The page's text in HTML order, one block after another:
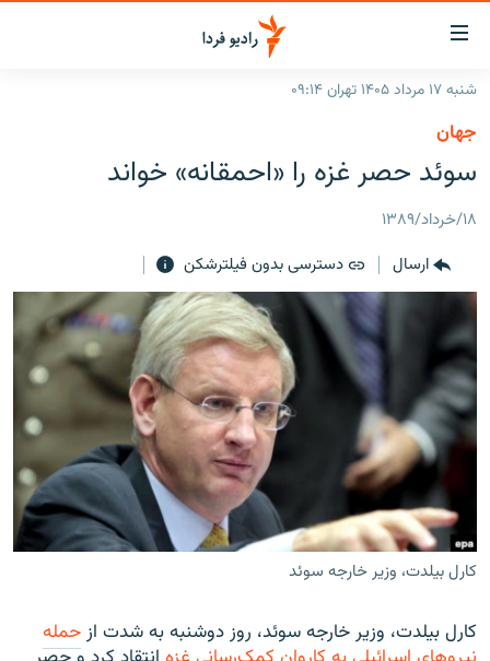
لینک‌های
قابلیت
دسترسی
بازگشت
منوی
اصلی
صفحه
جستجو
جهان
رادیو
انتخاب کنید و بشنوید
برنامه‌های رادیویی
فرکانس‌ها
پادکست
چندرسانه‌ای
گزارش‌های تصویری
گزارش‌های ویدئویی
زنان فردا
English
به ما بپیوندید
زبان‌های دیگر
شنبه ۱۷ مرداد ۱۴۰۵ تهران ۰۹:۱۴
جهان
سوئد حصر غزه را «احمقانه» خواند
۱۸/خرداد/۱۳۸۹
ارسال
دسترسی بدون فیلترشکن
کارل بیلدت، وزیر خارجه سوئد
کارل بیلدت، وزیر خارجه سوئد، روز دوشنبه به شدت از حمله